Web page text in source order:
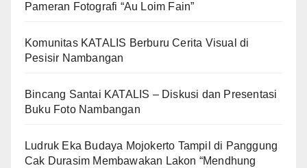
Pameran Fotografi “Au Loim Fain”
Komunitas KATALIS Berburu Cerita Visual di
Pesisir Nambangan
Bincang Santai KATALIS – Diskusi dan Presentasi
Buku Foto Nambangan
Ludruk Eka Budaya Mojokerto Tampil di Panggung
Cak Durasim Membawakan Lakon “Mendhung